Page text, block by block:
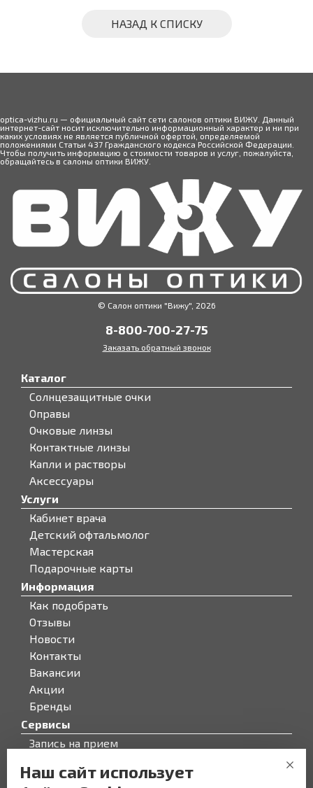
НАЗАД К СПИСКУ
optica-vizhu.ru — официальный сайт сети салонов оптики ВИЖУ. Данный
интернет-сайт носит исключительно информационный характер и ни при
каких условиях не является публичной офертой, определяемой
положениями Статьи 437 Гражданского кодекса Российской Федерации.
Чтобы получить информацию о стоимости товаров и услуг, пожалуйста,
обращайтесь в салоны оптики ВИЖУ.
© Салон оптики "Вижу", 2026
8-800-700-27-75
Заказать обратный звонок
Каталог
Солнцезащитные очки
Оправы
Очковые линзы
Контактные линзы
Капли и растворы
Аксессуары
Услуги
Кабинет врача
Детский офтальмолог
Мастерская
Подарочные карты
Информация
Как подобрать
Отзывы
Новости
Контакты
Вакансии
Акции
Бренды
Сервисы
Запись на прием
О компании
Наш сайт использует